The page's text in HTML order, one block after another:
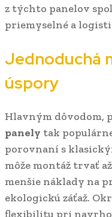
z týchto panelov
priemyselné a
Jednoduchá
úspory
Hlavným dôvodom,
panely tak
porovnaní s
môže montáž trvať
menšie náklady na
ekologickú záťaž.
flexibilitu pri